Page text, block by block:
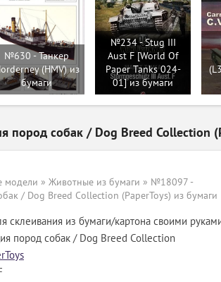
№630 - Танкер
(HMV) из
бумаги
№234 - Stug III
Aust F [World Of
Paper Tanks 024-
01] из бумаги
пород собак / Dog Breed Collection
модели » Животные из бумаги » №18097 -
/ Dog Breed Collection (PaperToys) из бумаги
склеивания из бумаги/картона своими
пород собак / Dog Breed Collection